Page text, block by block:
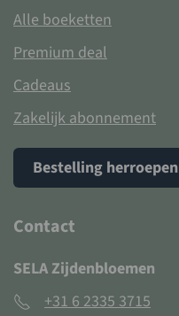
Alle boeketten
Premium deal
Cadeaus
Zakelijk abonnement
Bestelling herroepen
Contact
SELA Zijdenbloemen
+31 6 2335 3715